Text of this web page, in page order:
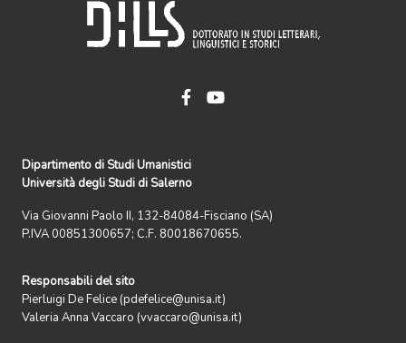
Dipartimento di Studi Umanistici
Università degli Studi di Salerno
Via Giovanni Paolo II, 132-84084-Fisciano (SA)
P.IVA 00851300657; C.F. 80018670655.
Responsabili del sito
Pierluigi De Felice (pdefelice@unisa.it)
Valeria Anna Vaccaro (vvaccaro@unisa.it)